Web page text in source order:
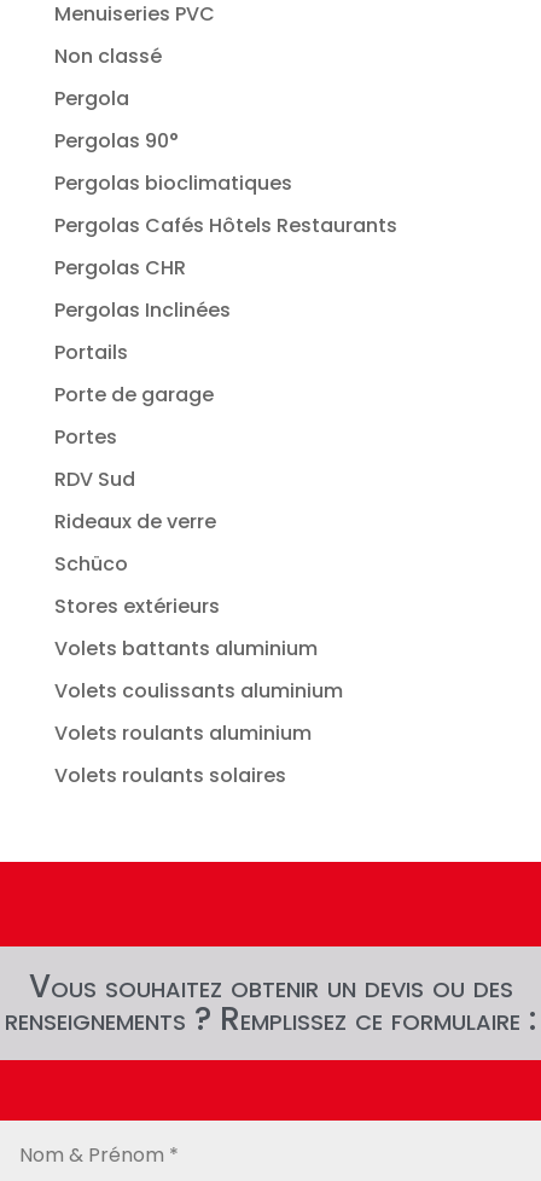
Menuiseries PVC
Non classé
Pergola
Pergolas 90°
Pergolas bioclimatiques
Pergolas Cafés Hôtels Restaurants
Pergolas CHR
Pergolas Inclinées
Portails
Porte de garage
Portes
RDV Sud
Rideaux de verre
Schüco
Stores extérieurs
Volets battants aluminium
Volets coulissants aluminium
Volets roulants aluminium
Volets roulants solaires
Vous souhaitez obtenir un devis ou des
renseignements ? Remplissez ce formulaire :